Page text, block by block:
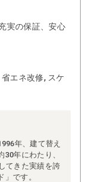
実の保証、安心
エネ改修, スケ
年、建て替え
年にわたり、
てきた実績を誇
です。